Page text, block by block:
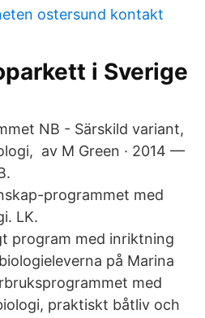
ostersund kontakt
i Sverige
NB - Särskild variant,
av M Green · 2014 —
programmet med
LK.
program med inriktning
på Marina
med
praktiskt båtliv och